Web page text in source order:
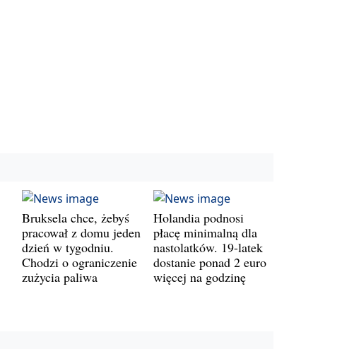
Bruksela chce, żebyś
pracował z domu jeden
dzień w tygodniu.
Chodzi o ograniczenie
zużycia paliwa
Holandia podnosi
płacę minimalną dla
nastolatków. 19-latek
dostanie ponad 2 euro
więcej na godzinę